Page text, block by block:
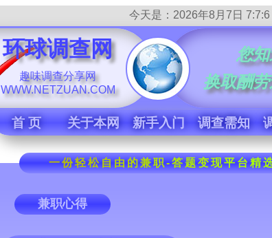
今天是： 2026年8月7日
环球调查网
趣味调查分享网
WWW.NETZUAN.COM
您
换取酬
首 页 关于本网 新手入门 调查需知
一份轻松自由的兼职-答题变现平台精
兼职心得